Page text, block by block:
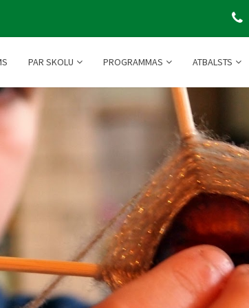
PAR SKOLU PROGRAMMAS ATBALSTS